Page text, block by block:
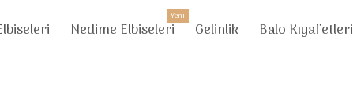
Nedime Elbiseleri
Yeni
Gelinlik Balo Kıyafetleri